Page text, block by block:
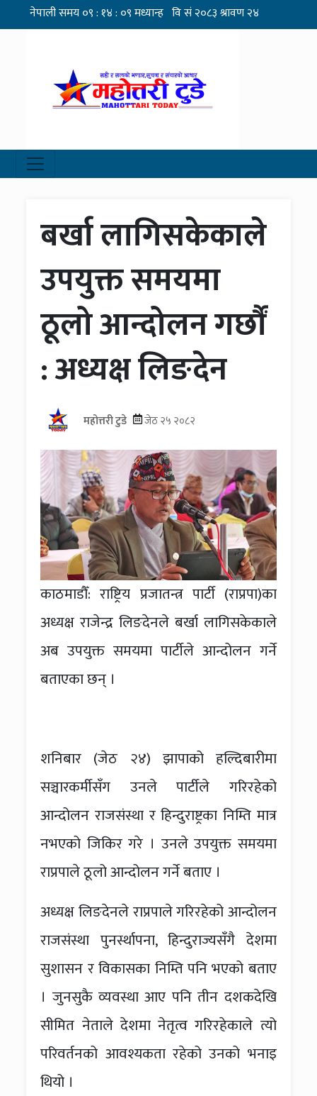
बर्खा लागिसकेकाले
उपयुक्त समयमा
ठूलो आन्दोलन गर्छौं
: अध्यक्ष लिङदेन
महोत्तरी टुडे जेठ २५ २०८२
काठमाडौँ: राष्ट्रिय प्रजातन्त्र पार्टी (राप्रपा)का
अध्यक्ष राजेन्द्र लिङदेनले बर्खा लागिसकेकाले
अब उपयुक्त समयमा पार्टीले आन्दोलन गर्ने
बताएका छन् ।
शनिबार (जेठ २४) झापाको हल्दिबारीमा
सञ्चारकर्मीसँग उनले पार्टीले गरिरहेको
आन्दोलन राजसंस्था र हिन्दुराष्ट्रका निम्ति मात्र
नभएको जिकिर गरे । उनले उपयुक्त समयमा
राप्रपाले ठूलो आन्दोलन गर्ने बताए ।
अध्यक्ष लिङदेनले राप्रपाले गरिरहेको आन्दोलन
राजसंस्था पुनर्स्थापना, हिन्दुराज्यसँगै देशमा
सुशासन र विकासका निम्ति पनि भएको बताए
। जुनसुकै व्यवस्था आए पनि तीन दशकदेखि
सीमित नेताले देशमा नेतृत्व गरिरहेकाले त्यो
परिवर्तनको आवश्यकता रहेको उनको भनाइ
थियो ।